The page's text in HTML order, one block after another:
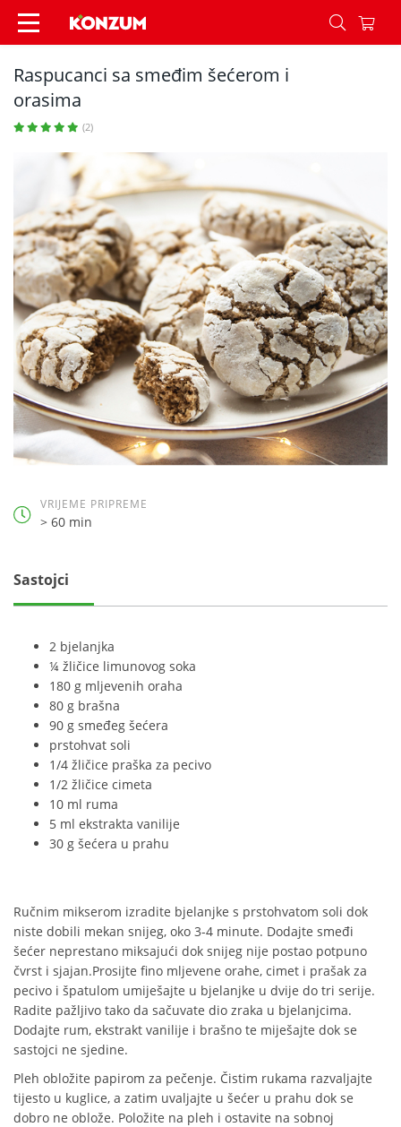
Raspucanci sa smeđim šećerom i orasima -
Raspucanci sa smeđim šećerom i
orasima
(2)
VRIJEME PRIPREME
> 60 min
Sastojci
2 bjelanjka
¼ žličice limunovog soka
180 g mljevenih oraha
80 g brašna
90 g smeđeg šećera
prstohvat soli
1/4 žličice praška za pecivo
1/2 žličice cimeta
10 ml ruma
5 ml ekstrakta vanilije
30 g šećera u prahu
Ručnim mikserom izradite bjelanjke s prstohvatom soli dok
niste dobili mekan snijeg, oko 3-4 minute. Dodajte smeđi
šećer neprestano miksajući dok snijeg nije postao potpuno
čvrst i sjajan.Prosijte fino mljevene orahe, cimet i prašak za
pecivo i špatulom umiješajte u bjelanjke u dvije do tri serije.
Radite pažljivo tako da sačuvate dio zraka u bjelanjcima.
Dodajte rum, ekstrakt vanilije i brašno te miješajte dok se
sastojci ne sjedine.
Pleh obložite papirom za pečenje. Čistim rukama razvaljajte
tijesto u kuglice, a zatim uvaljajte u šećer u prahu dok se
dobro ne oblože. Položite na pleh i ostavite na sobnoj